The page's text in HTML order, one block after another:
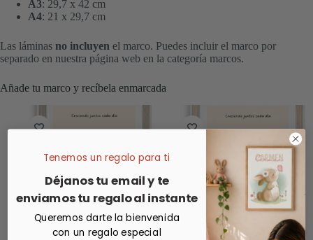
A3: 29,7 x 42 cm
A4: 21 x 29,7 cm
Las láminas no incluyen el marco. Puedes incluir el marco por
separado en nuestra página web en la categoría marcos.
Añade tu marco y recíbela enmarcada
Tenemos un regalo para ti
Déjanos tu email y te
enviamos tu regalo al instante
Queremos darte la bienvenida
con un regalo especial